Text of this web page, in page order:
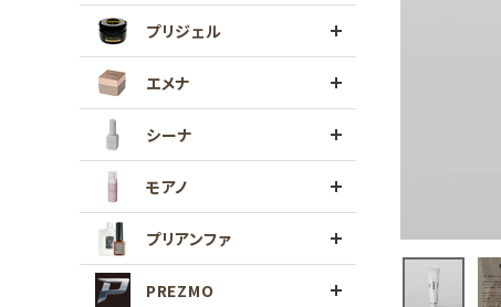
プリジェル
エメナ
シーナ
モアノ
プリアンファ
PREZMO